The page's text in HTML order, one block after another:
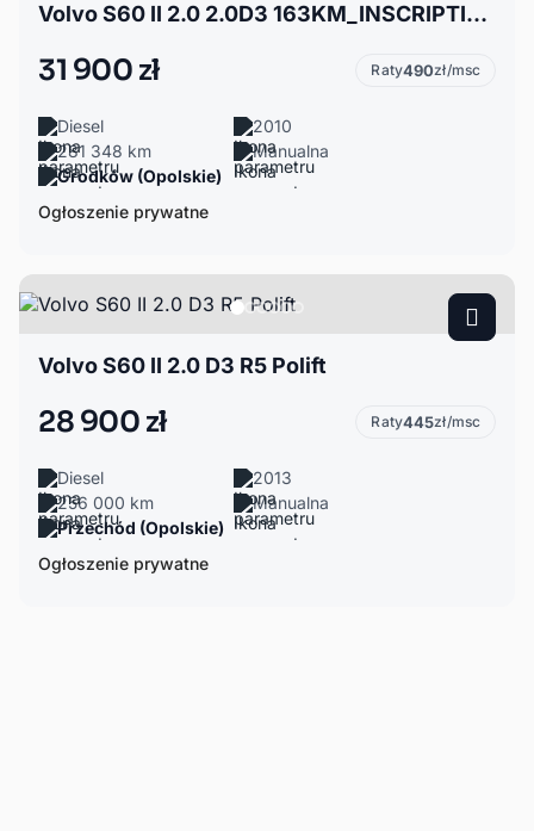
Volvo S60 II 2.0 2.0D3 163KM_INSCRIPTION_BiXENON_KAMERA_BLIS_NAVI_AKTYWNY TEMPOMAT_SKóR
31 900 zł Raty490zł/msc
Diesel
2010
281 348 km
Manualna
Grodków (Opolskie)
Ogłoszenie prywatne
Volvo S60 II 2.0 D3 R5 Polift
28 900 zł Raty445zł/msc
Diesel
2013
256 000 km
Manualna
Przechód (Opolskie)
Ogłoszenie prywatne